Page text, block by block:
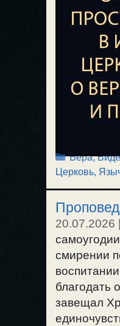
Рубрики
Вера,
Церковь,
20.07.2026
смирении
благодать
завещал